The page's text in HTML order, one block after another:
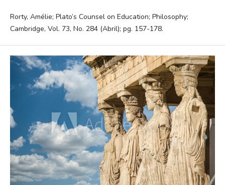
Rorty, Amélie; Plato’s Counsel on Education; Philosophy;
Cambridge, Vol. 73, No. 284 (Abril); pg. 157-178.